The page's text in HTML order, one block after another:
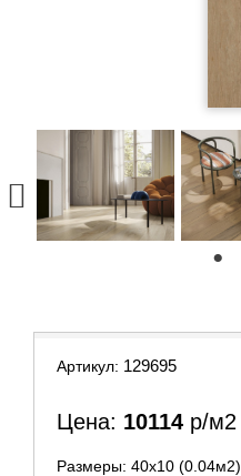
Артикул: 129695
Цена: 10114 р/м2
Размеры: 40х10 (0.04м2)